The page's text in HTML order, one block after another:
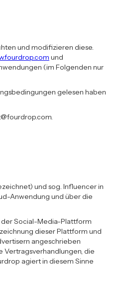
und modifizieren diese.
und
(im Folgenden nur
gelesen haben
und sog. Influencer in
Anwendung und über die
der Social-Media-Plattform
dieser Plattform und
angeschrieben
Vertragsverhandlungen, die
agiert in diesem Sinne